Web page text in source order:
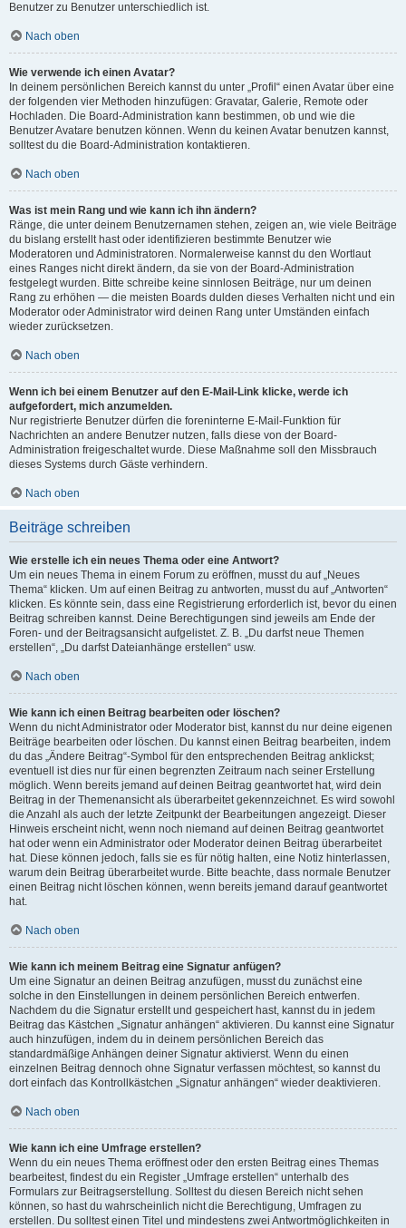
Benutzer zu Benutzer unterschiedlich ist.
Nach oben
Wie verwende ich einen Avatar?
In deinem persönlichen Bereich kannst du unter „Profil“ einen Avatar über eine
der folgenden vier Methoden hinzufügen: Gravatar, Galerie, Remote oder
Hochladen. Die Board-Administration kann bestimmen, ob und wie die
Benutzer Avatare benutzen können. Wenn du keinen Avatar benutzen kannst,
solltest du die Board-Administration kontaktieren.
Nach oben
Was ist mein Rang und wie kann ich ihn ändern?
Ränge, die unter deinem Benutzernamen stehen, zeigen an, wie viele Beiträge
du bislang erstellt hast oder identifizieren bestimmte Benutzer wie
Moderatoren und Administratoren. Normalerweise kannst du den Wortlaut
eines Ranges nicht direkt ändern, da sie von der Board-Administration
festgelegt wurden. Bitte schreibe keine sinnlosen Beiträge, nur um deinen
Rang zu erhöhen — die meisten Boards dulden dieses Verhalten nicht und ein
Moderator oder Administrator wird deinen Rang unter Umständen einfach
wieder zurücksetzen.
Nach oben
Wenn ich bei einem Benutzer auf den E-Mail-Link klicke, werde ich
aufgefordert, mich anzumelden.
Nur registrierte Benutzer dürfen die foreninterne E-Mail-Funktion für
Nachrichten an andere Benutzer nutzen, falls diese von der Board-
Administration freigeschaltet wurde. Diese Maßnahme soll den Missbrauch
dieses Systems durch Gäste verhindern.
Nach oben
Beiträge schreiben
Wie erstelle ich ein neues Thema oder eine Antwort?
Um ein neues Thema in einem Forum zu eröffnen, musst du auf „Neues
Thema“ klicken. Um auf einen Beitrag zu antworten, musst du auf „Antworten“
klicken. Es könnte sein, dass eine Registrierung erforderlich ist, bevor du einen
Beitrag schreiben kannst. Deine Berechtigungen sind jeweils am Ende der
Foren- und der Beitragsansicht aufgelistet. Z. B. „Du darfst neue Themen
erstellen“, „Du darfst Dateianhänge erstellen“ usw.
Nach oben
Wie kann ich einen Beitrag bearbeiten oder löschen?
Wenn du nicht Administrator oder Moderator bist, kannst du nur deine eigenen
Beiträge bearbeiten oder löschen. Du kannst einen Beitrag bearbeiten, indem
du das „Ändere Beitrag“-Symbol für den entsprechenden Beitrag anklickst;
eventuell ist dies nur für einen begrenzten Zeitraum nach seiner Erstellung
möglich. Wenn bereits jemand auf deinen Beitrag geantwortet hat, wird dein
Beitrag in der Themenansicht als überarbeitet gekennzeichnet. Es wird sowohl
die Anzahl als auch der letzte Zeitpunkt der Bearbeitungen angezeigt. Dieser
Hinweis erscheint nicht, wenn noch niemand auf deinen Beitrag geantwortet
hat oder wenn ein Administrator oder Moderator deinen Beitrag überarbeitet
hat. Diese können jedoch, falls sie es für nötig halten, eine Notiz hinterlassen,
warum dein Beitrag überarbeitet wurde. Bitte beachte, dass normale Benutzer
einen Beitrag nicht löschen können, wenn bereits jemand darauf geantwortet
hat.
Nach oben
Wie kann ich meinem Beitrag eine Signatur anfügen?
Um eine Signatur an deinen Beitrag anzufügen, musst du zunächst eine
solche in den Einstellungen in deinem persönlichen Bereich entwerfen.
Nachdem du die Signatur erstellt und gespeichert hast, kannst du in jedem
Beitrag das Kästchen „Signatur anhängen“ aktivieren. Du kannst eine Signatur
auch hinzufügen, indem du in deinem persönlichen Bereich das
standardmäßige Anhängen deiner Signatur aktivierst. Wenn du einen
einzelnen Beitrag dennoch ohne Signatur verfassen möchtest, so kannst du
dort einfach das Kontrollkästchen „Signatur anhängen“ wieder deaktivieren.
Nach oben
Wie kann ich eine Umfrage erstellen?
Wenn du ein neues Thema eröffnest oder den ersten Beitrag eines Themas
bearbeitest, findest du ein Register „Umfrage erstellen“ unterhalb des
Formulars zur Beitragserstellung. Solltest du diesen Bereich nicht sehen
können, so hast du wahrscheinlich nicht die Berechtigung, Umfragen zu
erstellen. Du solltest einen Titel und mindestens zwei Antwortmöglichkeiten in